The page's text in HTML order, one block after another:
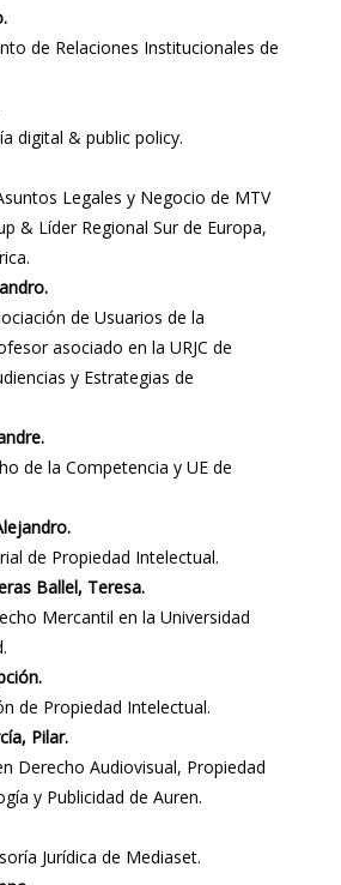
de Relaciones Institucionales de
digital & public policy.
Legales y Negocio de MTV
& Líder Regional Sur de Europa,
de Usuarios de la
asociado en la URJC de
y Estrategias de
de la Competencia y UE de
de Propiedad Intelectual.
Ballel, Teresa.
Mercantil en la Universidad
de Propiedad Intelectual.
Pilar.
Derecho Audiovisual, Propiedad
y Publicidad de Auren.
Jurídica de Mediaset.